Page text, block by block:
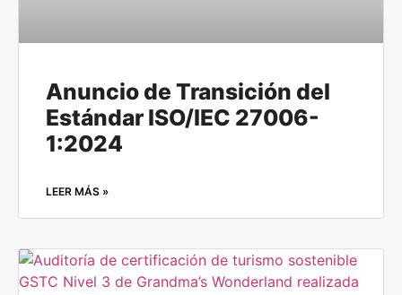
Anuncio de Transición del
Estándar ISO/IEC 27006-
1:2024
LEER MÁS »